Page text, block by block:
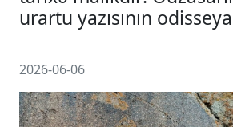
Azərbaycanın
urartu yazısının
2026-06-06